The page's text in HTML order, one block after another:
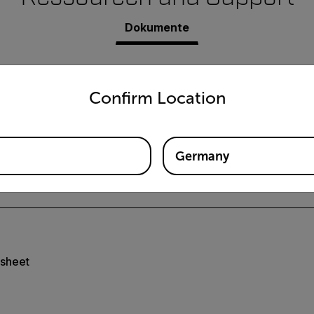
Dokumente
Confirm Location
and language from the options below to access the
Germany